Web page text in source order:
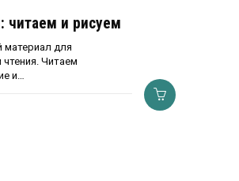
читаем и рисуем
материал для
Читаем
и…